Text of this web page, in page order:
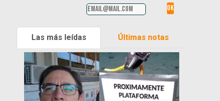
Las más leídas Últimas notas